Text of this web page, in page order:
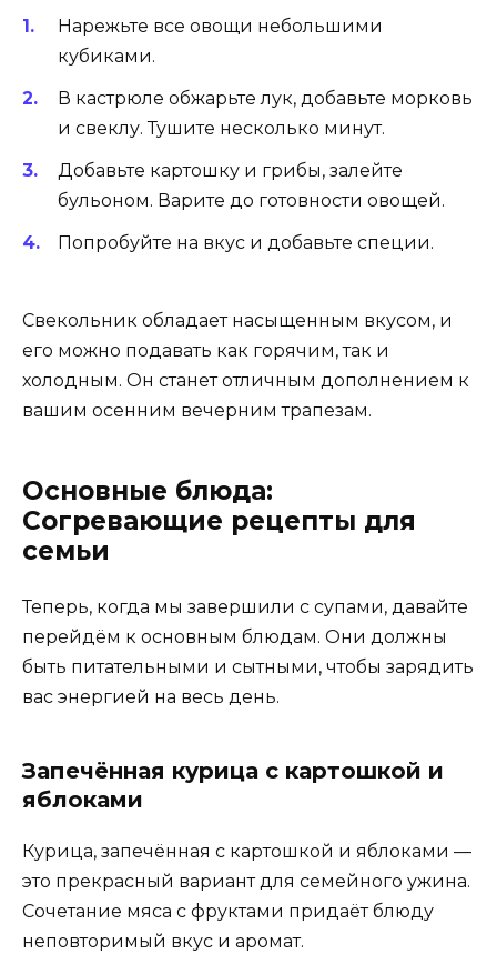
Нарежьте все овощи небольшими
кубиками.
В кастрюле обжарьте лук, добавьте морковь
и свеклу. Тушите несколько минут.
Добавьте картошку и грибы, залейте
бульоном. Варите до готовности овощей.
Попробуйте на вкус и добавьте специи.
Свекольник обладает насыщенным вкусом, и
его можно подавать как горячим, так и
холодным. Он станет отличным дополнением к
вашим осенним вечерним трапезам.
Основные блюда:
Согревающие рецепты для
семьи
Теперь, когда мы завершили с супами, давайте
перейдём к основным блюдам. Они должны
быть питательными и сытными, чтобы зарядить
вас энергией на весь день.
Запечённая курица с картошкой и
яблоками
Курица, запечённая с картошкой и яблоками —
это прекрасный вариант для семейного ужина.
Сочетание мяса с фруктами придаёт блюду
неповторимый вкус и аромат.